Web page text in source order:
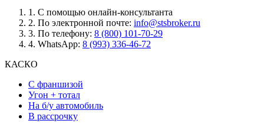
1. С помощью онлайн-консультанта
2. По электронной почте: info@stsbroker.ru
3. По телефону: 8 (800) 101-70-29
4. WhatsApp: 8 (993) 336-46-72
КАСКО
С франшизой
Угон + тотал
На б/у автомобиль
В рассрочку